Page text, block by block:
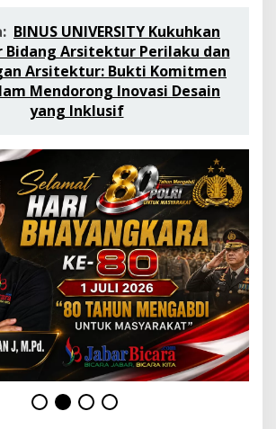
”
d
e
n
g
a
M
m
b
a
g
i
k
k
n
a
n
BINUS UNIVERSITY Kukuhkan
Bidang Arsitektur Perilaku dan
Arsitektur: Bukti Komitmen
Mendorong Inovasi Desain
yang Inklusif